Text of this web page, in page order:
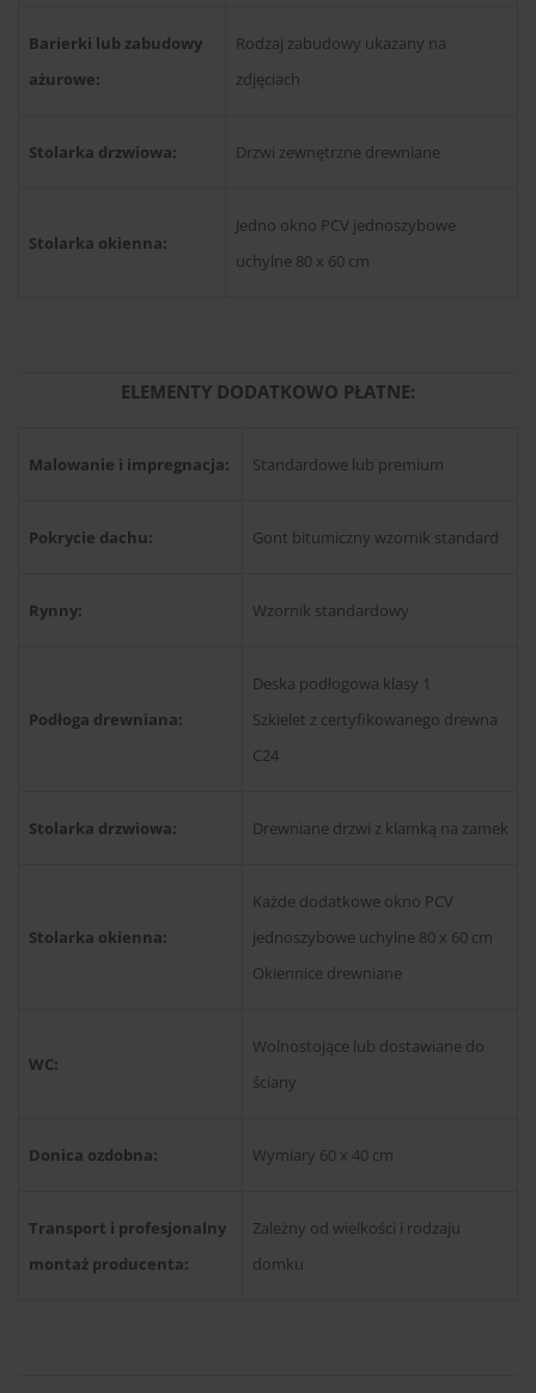
Barierki lub zabudowy
ażurowe:
Rodzaj zabudowy ukazany na
zdjęciach
Stolarka drzwiowa: Drzwi zewnętrzne drewniane
Stolarka okienna:
Jedno okno PCV jednoszybowe
uchylne 80 x 60 cm
ELEMENTY DODATKOWO PŁATNE:
Malowanie i impregnacja: Standardowe lub premium
Pokrycie dachu: Gont bitumiczny wzornik standard
Rynny: Wzornik standardowy
Podłoga drewniana:
Deska podłogowa klasy 1
Szkielet z certyfikowanego drewna
C24
Stolarka drzwiowa: Drewniane drzwi z klamką na zamek
Stolarka okienna:
Każde dodatkowe okno PCV
jednoszybowe uchylne 80 x 60 cm
Okiennice drewniane
WC:
Wolnostojące lub dostawiane do
ściany
Donica ozdobna: Wymiary 60 x 40 cm
Transport i profesjonalny
montaż producenta:
Zależny od wielkości i rodzaju
domku